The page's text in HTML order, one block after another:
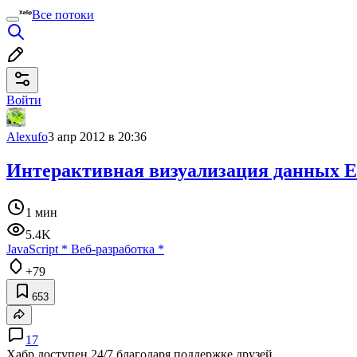
Все потоки
Войти
Alexufo3 апр 2012 в 20:36
Интерактивная визуализация данных
1 мин
5.4K
JavaScript * Веб-разработка *
+79
653
17
Хабр доступен 24/7 благодаря поддержке друзей